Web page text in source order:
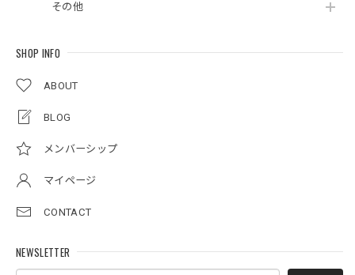
その他
SHOP INFO
ABOUT
BLOG
メンバーシップ
マイページ
CONTACT
NEWSLETTER